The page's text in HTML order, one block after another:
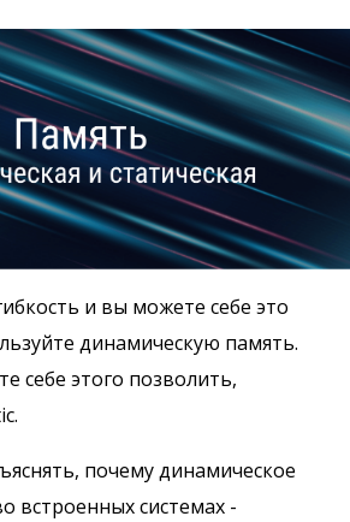
и вы можете себе это
динамическую память.
себе этого позволить,
почему динамическое
встроенных системах -